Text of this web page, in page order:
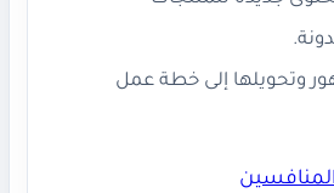
وتحويلها إلى خطة عمل